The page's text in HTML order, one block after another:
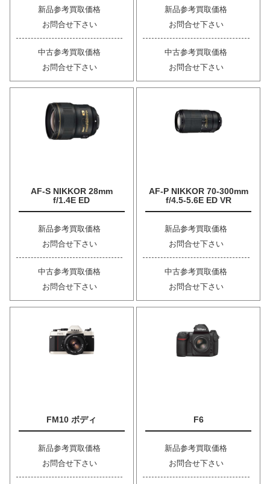
新品参考買取価格
お問合せ下さい
中古参考買取価格
お問合せ下さい
新品参考買取価格
お問合せ下さい
中古参考買取価格
お問合せ下さい
AF-S NIKKOR 28mm
f/1.4E ED
新品参考買取価格
お問合せ下さい
中古参考買取価格
お問合せ下さい
AF-P NIKKOR 70-300mm
f/4.5-5.6E ED VR
新品参考買取価格
お問合せ下さい
中古参考買取価格
お問合せ下さい
FM10 ボディ
新品参考買取価格
お問合せ下さい
F6
新品参考買取価格
お問合せ下さい